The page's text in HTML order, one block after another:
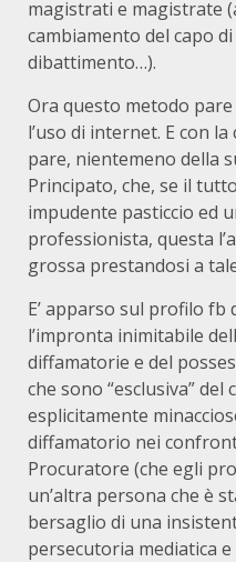
magistrati e magistrate
cambiamento del capo
dibattimento…).
Ora questo metodo
l’uso di internet. E con
pare, nientemeno della
Principato, che, se il
impudente pasticcio ed
professionista, questa
grossa prestandosi a
E’ apparso sul profilo fb
l’impronta inimitabile
diffamatorie e del
che sono “esclusiva”
esplicitamente
diffamatorio nei
Procuratore (che egli
un’altra persona che è
bersaglio di una
persecutoria mediatica